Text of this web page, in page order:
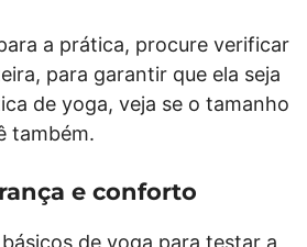
a prática, procure verificar
para garantir que ela seja
de yoga, veja se o tamanho
também.
e conforto
de yoga para testar a